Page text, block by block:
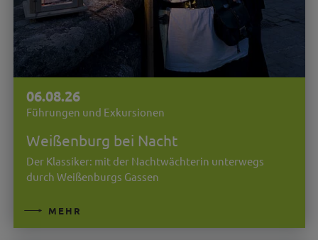
06.08.26
Führungen und Exkursionen
Weißenburg bei Nacht
Der Klassiker: mit der Nachtwächterin unterwegs
durch Weißenburgs Gassen
MEHR